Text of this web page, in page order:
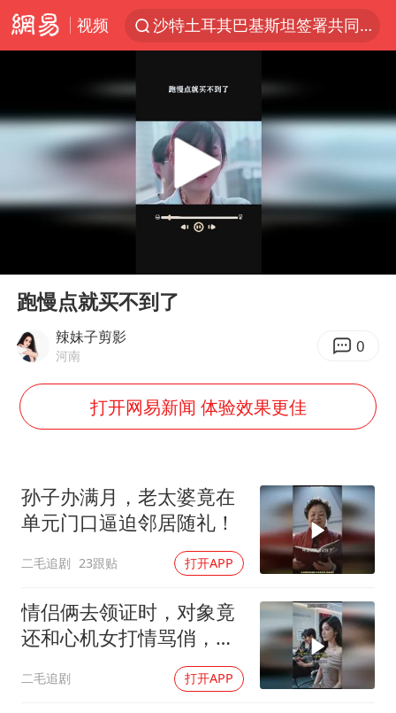
视频
泉州市委书记张毅恭被查
台风白海豚实时路径
全球首个长时储能一体化产业园量产
中巨芯：上半年归母净利润1405.77万元
国防部：中国军队坚决反制任何闹海挑衅图谋
百花奖开幕式
38岁演员求职万岁山NPC成功
我国外贸延续良好增长态势
“新疆阿勒泰八月能滑雪”不实
日本试射“战斧”导弹，国防部回应
夯实基础开新局
Play
跑慢点就买不到了
辣妹子剪影
河南 0
打开网易新闻 体验效果更佳
孙子办满月，老太婆竟在
单元门口逼迫邻居随礼！
二毛追剧 23跟贴 打开APP
情侣俩去领证时，对象竟
还和心机女打情骂俏，女
二毛追剧 打开APP